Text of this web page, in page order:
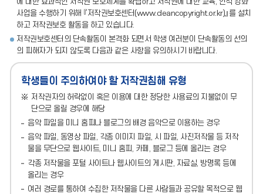
에 대한 효과적인 저작권 보호체계를 확립하고 저작권에 대한 교육, 인식 강화
사업을 수행하기 위해 『저작권보호센터(www.cleancopyright.or.kr)』를 설치
하고 저작권보호 활동을 하고 있습니다.
저작권보호센터의 단속활동이 본격화 되면서 학생 여러분이 단속활동의 선의
의 피해자가 되지 않도록 다음과 같은 사항을 유의하시기 바랍니다.
학생들이 주의하여야 할 저작권침해 유형
저작권자의 허락없이 혹은 이용에 대한 정당한 사용료의 지불없이 무
단으로 올릴 경우에 해당
음악 파일을 미니 홈피나 블로그의 배경 음악으로 이용하는 경우
음악 파일, 동영상 파일, 각종 이미지 파일, 시 파일, 사진저작물 등 저작
물을 무단으로 웹사이트, 미니 홈피, 카페, 블로그 등에 올리는 경우
각종 저작물을 포털 사이트나 웹사이트의 게시판, 자료실, 방명록 등에
올리는 경우
여러 경로를 통하여 수집한 저작물을 다른 사람들과 공유할 목적으로 웹